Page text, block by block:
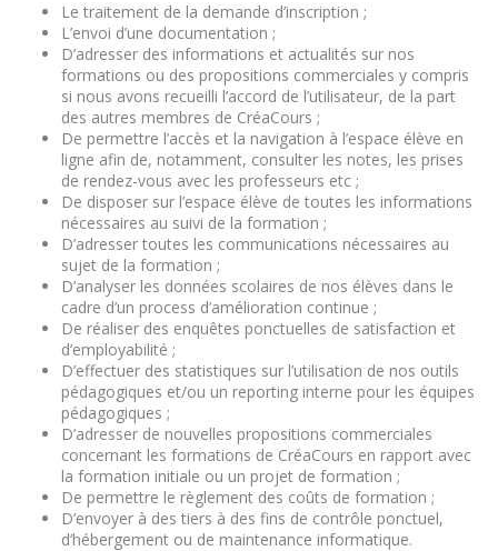
Le traitement de la demande d’inscription ;
L’envoi d’une documentation ;
D’adresser des informations et actualités sur nos
formations ou des propositions commerciales y compris
si nous avons recueilli l’accord de l’utilisateur, de la part
des autres membres de CréaCours ;
De permettre l’accès et la navigation à l’espace élève en
ligne afin de, notamment, consulter les notes, les prises
de rendez-vous avec les professeurs etc ;
De disposer sur l’espace élève de toutes les informations
nécessaires au suivi de la formation ;
D’adresser toutes les communications nécessaires au
sujet de la formation ;
D’analyser les données scolaires de nos élèves dans le
cadre d’un process d’amélioration continue ;
De réaliser des enquêtes ponctuelles de satisfaction et
d’employabilité ;
D’effectuer des statistiques sur l’utilisation de nos outils
pédagogiques et/ou un reporting interne pour les équipes
pédagogiques ;
D’adresser de nouvelles propositions commerciales
concernant les formations de CréaCours en rapport avec
la formation initiale ou un projet de formation ;
De permettre le règlement des coûts de formation ;
D’envoyer à des tiers à des fins de contrôle ponctuel,
d’hébergement ou de maintenance informatique.